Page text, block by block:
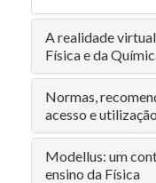
A realidade
Física e da
Normas,
acesso e utilização
Modellus: um
ensino da Física